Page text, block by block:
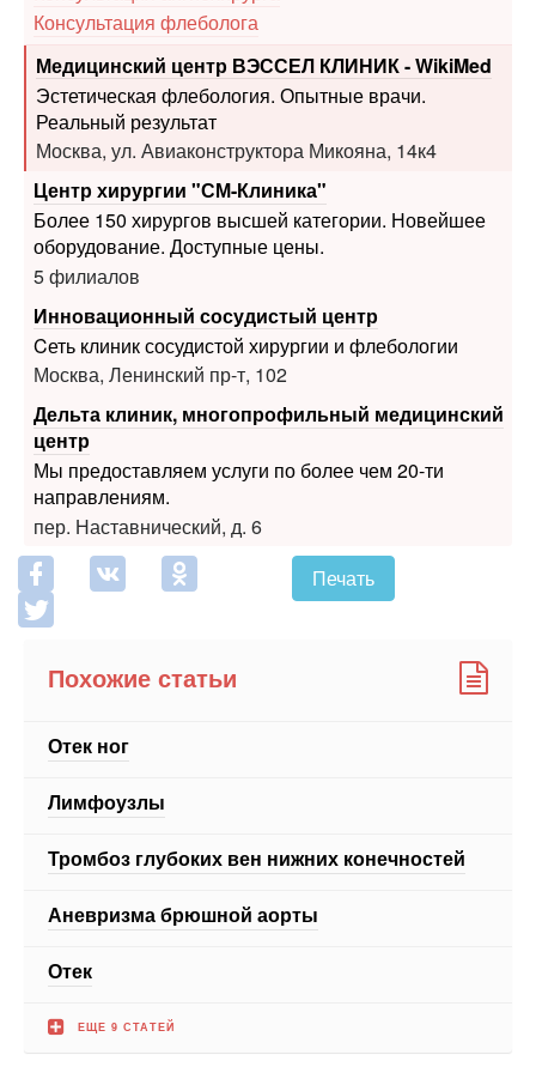
Консультация флеболога
Медицинский центр ВЭССЕЛ КЛИНИК - WikiMed
Эстетическая флебология. Опытные врачи.
Реальный результат
Москва, ул. Авиаконструктора Микояна, 14к4
Центр хирургии "СМ-Клиника"
Более 150 хирургов высшей категории. Новейшее
оборудование. Доступные цены.
5 филиалов
Инновационный сосудистый центр
Cеть клиник сосудистой хирургии и флебологии
Москва, Ленинский пр-т, 102
Дельта клиник, многопрофильный медицинский
центр
Мы предоставляем услуги по более чем 20-ти
направлениям.
пер. Наставнический, д. 6
Печать
Похожие статьи
Отек ног
Лимфоузлы
Тромбоз глубоких вен нижних конечностей
Аневризма брюшной аорты
Отек
ЕЩЕ 9 СТАТЕЙ